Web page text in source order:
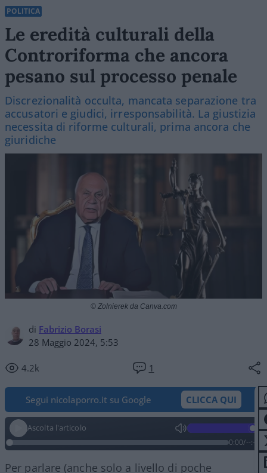
POLITICA
Le eredità culturali della
Controriforma che ancora
pesano sul processo penale
Discrezionalità occulta, mancata separazione tra
accusatori e giudici, irresponsabilità. La giustizia
necessita di riforme culturali, prima ancora che
giuridiche
di Fabrizio Borasi
28 Maggio 2024, 5:53
4.2k 1
© Zolnierek da Canva.com
Segui nicolaporro.it su Google CLICCA QUI
Ascolta l'articolo
0:00/--:--
Per parlare (anche solo a livello di poche